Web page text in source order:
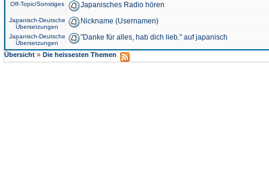
Off-Topic/Sonstiges Japanisches Radio hören
Japanisch-Deutsche
Übersetzungen
Nickname (Usernamen)
Japanisch-Deutsche
Übersetzungen
"Danke für alles, hab dich lieb." auf japanisch
Übersicht » Die heissesten Themen